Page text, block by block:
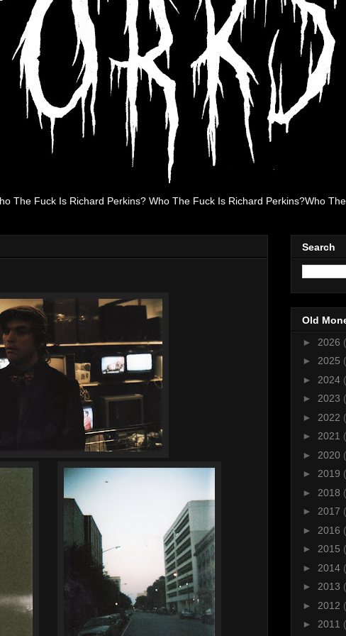
The Fuck Is Richard Perkins? Who The Fuck Is Richard Perkins?Who
Search
Old
► 2026
► 2025
► 2024
► 2023
► 2022
► 2021
► 2020
► 2019
► 2018
► 2017
► 2016
► 2015
► 2014
► 2013
► 2012
► 2011